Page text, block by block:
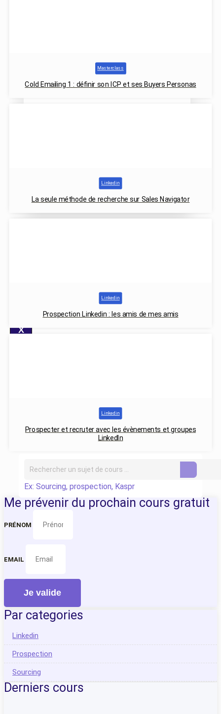
X
Masterclass
Cold Emailing 1 : définir son ICP et ses Buyers Personas
Linkedin
La seule méthode de recherche sur Sales Navigator
Linkedin
Prospection Linkedin : les amis de mes amis
Linkedin
Prospecter et recruter avec les évènements et groupes
LinkedIn
Ex: Sourcing, prospection, Kaspr
Me prévenir du prochain cours gratuit
PRÉNOM
EMAIL
Je valide
Par categories
Linkedin
Prospection
Sourcing
Derniers cours